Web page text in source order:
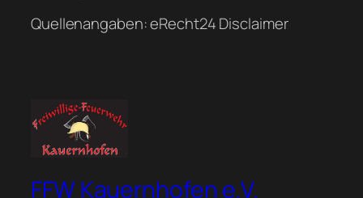
Quellenangaben: eRecht24 Disclaimer
FFW Kauernhofen e.V.